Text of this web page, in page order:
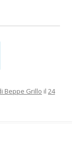
Beppe Grillo il 24